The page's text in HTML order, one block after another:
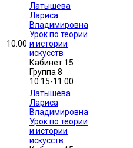
10:00
Латышева
Лариса
Владимировна
Урок по теории
и истории
искусств
Кабинет 15
Группа 8
10:15-11:00
Латышева
Лариса
Владимировна
Урок по теории
и истории
искусств